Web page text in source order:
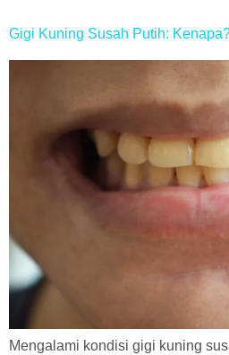
Gigi Kuning Susah Putih:
Mengalami kondisi gigi kuning